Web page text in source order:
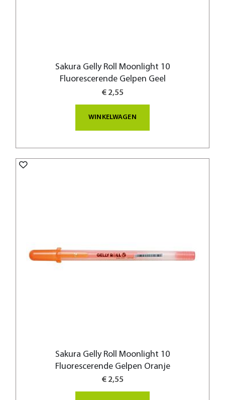
Sakura Gelly Roll Moonlight 10
Fluorescerende Gelpen Geel
€ 2,55
WINKELWAGEN
Sakura Gelly Roll Moonlight 10
Fluorescerende Gelpen Oranje
€ 2,55